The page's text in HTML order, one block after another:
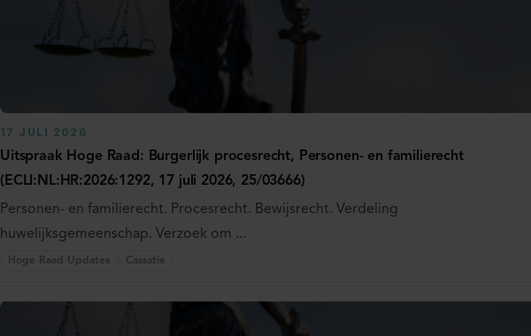
17 JULI 2026
Uitspraak Hoge Raad: Burgerlijk procesrecht, Personen- en familierecht
(ECLI:NL:HR:2026:1292, 17 juli 2026, 25/03666)
Personen- en familierecht. Procesrecht. Bewijsrecht. Verdeling
huwelijksgemeenschap. Verzoek om ...
Hoge Raad Updates Cassatie